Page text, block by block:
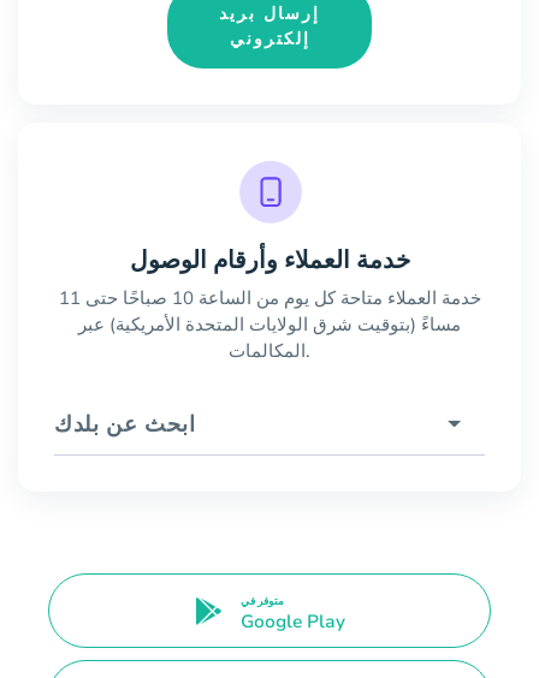
إرسال بريد
إلكتروني
خدمة العملاء وأرقام الوصول
خدمة العملاء متاحة كل يوم من الساعة 10 صباحًا حتى 11
مساءً (بتوقيت شرق الولايات المتحدة الأمريكية) عبر
المكالمات.
ابحث عن بلدك
متوفر في
Google Play